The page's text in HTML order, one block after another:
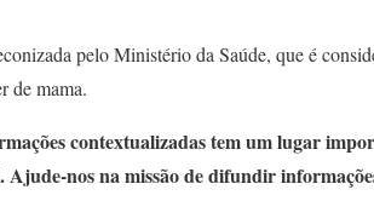
pelo Ministério da Saúde, que é
de mama.
contextualizadas tem um lugar
Ajude-nos na missão de difundir